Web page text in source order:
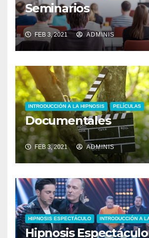
Seminarios
FEB 3, 2021 ADMINIS
INTRODUCCIÓN A LA HIPNOSIS PELÍCULAS
Documentales
FEB 3, 2021 ADMINIS
HIPNOSIS ESPECTÁCULO INTRODUCCIÓN A
Hipnosis Espectáculo